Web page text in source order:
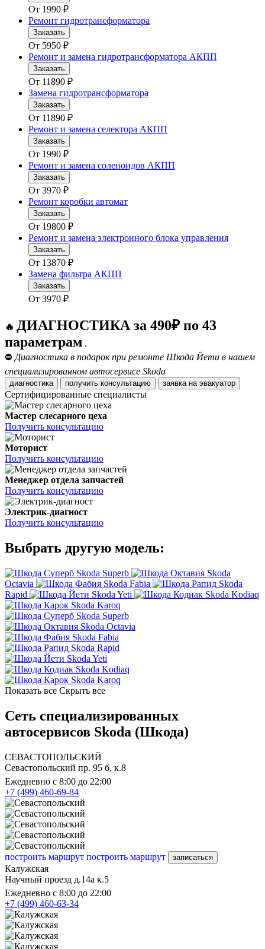
От 1990 ₽
Ремонт гидротрансформатора
Заказать
От 5950 ₽
Ремонт и замена гидротрансформатора АКПП
Заказать
От 11890 ₽
Замена гидротрансформатора
Заказать
От 11890 ₽
Ремонт и замена селектора АКПП
Заказать
От 1990 ₽
Ремонт и замена соленоидов АКПП
Заказать
От 3970 ₽
Ремонт коробки автомат
Заказать
От 19800 ₽
Ремонт и замена электронного блока управления
Заказать
От 13870 ₽
Замена фильтра АКПП
Заказать
От 3970 ₽
🔥 ДИАГНОСТИКА за 490₽ по 43
параметрам .
⛔ Диагностика в подарок при ремонте Шкода Йети в нашем
специализированном автосервисе Skoda
диагностика получить консультацию заявка на эвакуатор
Сертифицированные специалисты
Мастер слесарного цеха
Получить консультацию
Моторист
Получить консультацию
Менеджер отдела запчастей
Получить консультацию
Электрик-диагност
Получить консультацию
Выбрать другую модель:
Skoda Superb
Skoda
Octavia
Skoda Fabia
Skoda
Rapid
Skoda Yeti
Skoda Kodiaq
Skoda Karoq
Skoda Superb
Skoda Octavia
Skoda Fabia
Skoda Rapid
Skoda Yeti
Skoda Kodiaq
Skoda Karoq
Показать все Скрыть все
Сеть специализированных
автосервисов Skoda (Шкода)
СЕВАСТОПОЛЬСКИЙ
Севастопольский пр. 95 б, к.8
Ежедневно с 8:00 до 22:00
+7 (499) 460-69-84
построить маршрут построить маршрут записаться
Калужская
Научный проезд д.14а к.5
Ежедневно с 8:00 до 22:00
+7 (499) 460-63-34